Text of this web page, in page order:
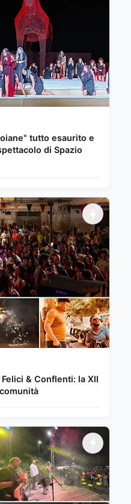
tutto esaurito e
di Spazio
& Conflenti: la XII